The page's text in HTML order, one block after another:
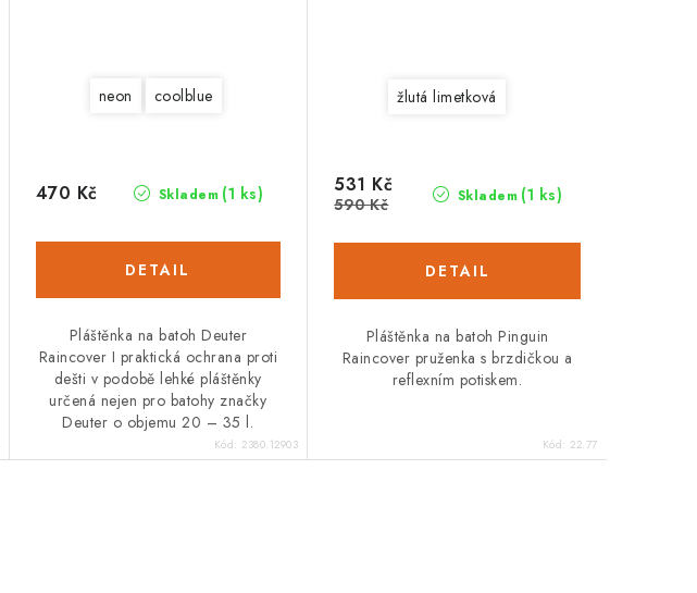
neon coolblue
Skladem (1 ks)
470 Kč
Pláštěnka na batoh Deuter
Raincover I praktická ochrana proti
dešti v podobě lehké pláštěnky
určená nejen pro batohy značky
Deuter o objemu 20 – 35 l.
Kód: 2380.12903
žlutá limetková
Skladem (1 ks)
531 Kč
590 Kč
Pláštěnka na batoh Pinguin
Raincover pruženka s brzdičkou a
reflexním potiskem.
Kód: 22.77